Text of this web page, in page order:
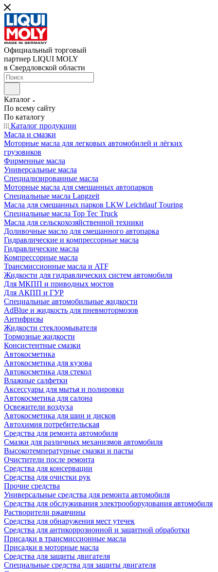
Официальный торговый
партнер LIQUI MOLY
в Свердловской области
Каталог
По всему сайту
По каталогу
Каталог продукции
Масла и смазки
Моторные масла для легковых автомобилей и лёгких
грузовиков
Фирменные масла
Универсальные масла
Специализированные масла
Моторные масла для смешанных автопарков
Специальные масла Langzeit
Масла для смешанных парков LKW Leichtlauf Touring
Специальные масла Top Tec Truck
Масла для сельскохозяйственной техники
Доливочные масло для смешанного автопарка
Гидравлические и компрессорные масла
Гидравлические масла
Компрессорные масла
Трансмиссионные масла и ATF
Жидкости для гидравлических систем автомобиля
Для МКПП и приводных мостов
Для АКПП и ГУР
Специальные автомобильные жидкости
AdBlue и жидкость для пневмотормозов
Антифризы
Жидкости стеклоомывателя
Тормозные жидкости
Консистентные смазки
Автокосметика
Автокосметика для кузова
Автокосметика для стекол
Влажные салфетки
Аксессуары для мытья и полировки
Автокосметика для салона
Освежители воздуха
Автокосметика для шин и дисков
Автохимия потребительская
Средства для ремонта автомобиля
Смазки для различных механизмов автомобиля
Высокотемпературные смазки и пасты
Очистители после ремонта
Средства для консервации
Средства для очистки рук
Прочие средства
Универсальные средства для ремонта автомобиля
Средства для обслуживания электрооборудования автомобиля
Растворители ржавчины
Средства для обнаружения мест утечек
Средства для антикоррозионной и защитной обработки
Присадки в трансмиссионные масла
Присадки в моторные масла
Средства для защиты двигателя
Специальныe средства для защиты двигателя